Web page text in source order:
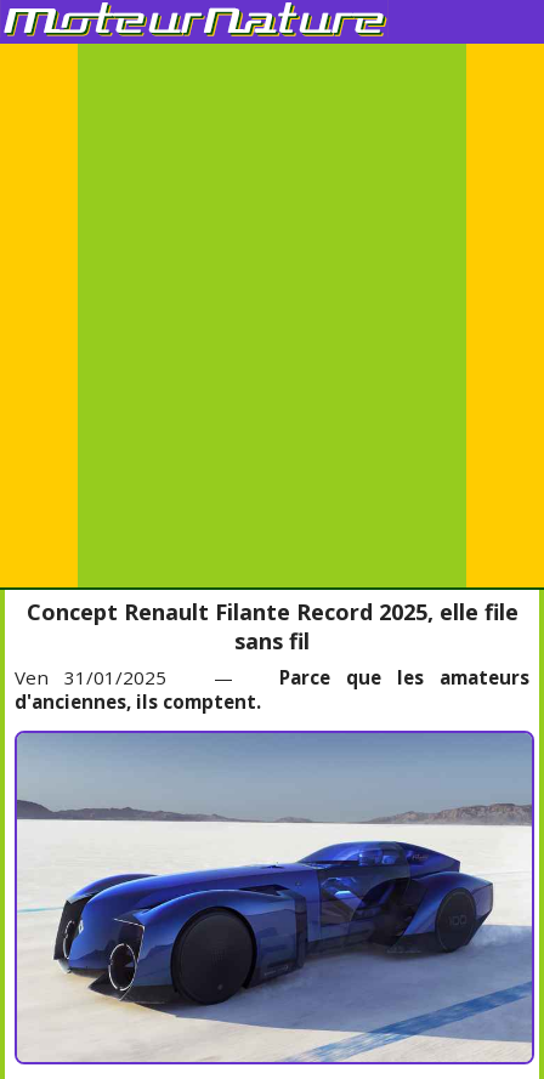
Concept Renault Filante Record 2025, elle file
sans fil
Ven 31/01/2025 — Parce que les amateurs
d'anciennes, ils comptent.